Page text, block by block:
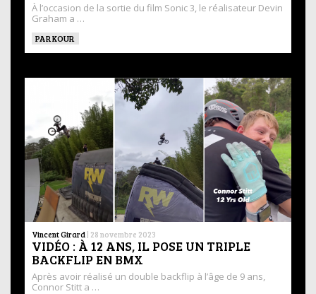
À l’occasion de la sortie du film Sonic 3, le réalisateur Devin
Graham a …
PARKOUR
Vincent Girard | 28 novembre 2023
VIDÉO : À 12 ANS, IL POSE UN TRIPLE
BACKFLIP EN BMX
Après avoir réalisé un double backflip à l’âge de 9 ans,
Connor Stitt a …